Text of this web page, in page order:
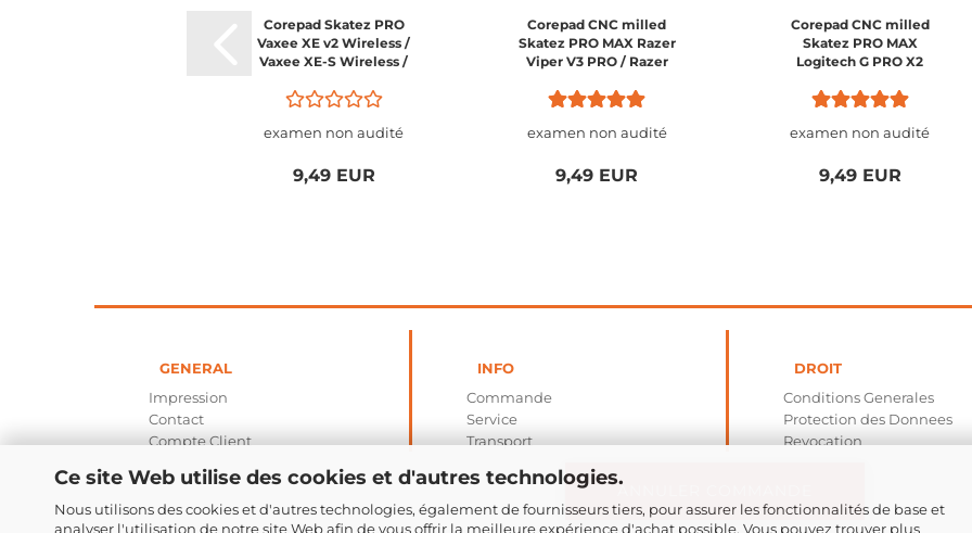
Ce site Web utilise des cookies et d'autres technologies.
Nous utilisons des cookies et d'autres technologies, également de fournisseurs tiers, pour assurer les fonctionnalités de base et
analyser l'utilisation de notre site Web afin de vous offrir la meilleure expérience d'achat possible. Vous pouvez trouver plus
Corepad Skatez PRO
Vaxee XE v2 Wireless /
Vaxee XE-S Wireless /
/ Vaxee XE-SL (left)
examen non audité
9,49 EUR
Corepad CNC milled
Skatez PRO MAX Razer
Viper V3 PRO / Razer
examen non audité
9,49 EUR
Corepad CNC milled
Skatez PRO MAX
Logitech G PRO X2
SUPERLIGHT 2
examen non audité
9,49 EUR
GENERAL
Impression
Contact
Compte Client
INFO
Commande
Service
Transport
DROIT
Conditions Generales
Protection des Donnees
Revocation
ANNULER COMMANDE